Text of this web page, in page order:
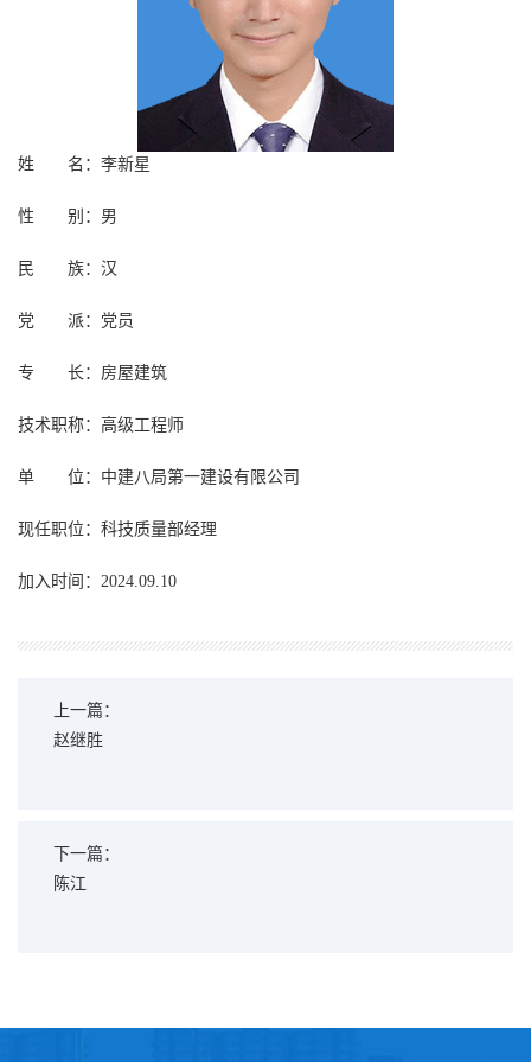
姓 名：李新星
性 别：男
民 族：汉
党 派：党员
专 长：房屋建筑
技术职称：高级工程师
单 位：中建八局第一建设有限公司
现任职位：科技质量部经理
加入时间：2024.09.10
上一篇：
赵继胜
下一篇：
陈江